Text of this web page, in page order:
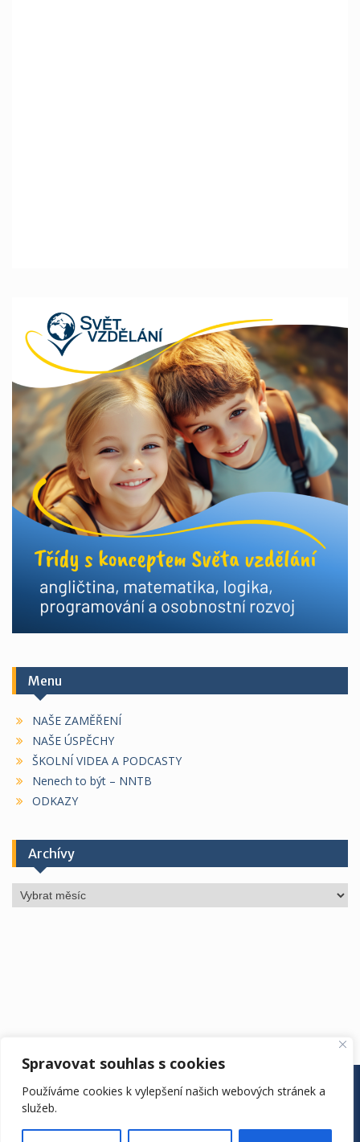
Spravovat souhlas s cookies
Používáme cookies k vylepšení našich webových stránek a
služeb.
Menu
NAŠE ZAMĚŘENÍ
NAŠE ÚSPĚCHY
ŠKOLNÍ VIDEA A PODCASTY
Nenech to být – NNTB
ODKAZY
Archívy
Archívy
ÚŘEDNÍ DESKA ŠKOLA ŠKOLNÍ ROK
DRUŽINA
KONTAKTY
EDOOKIT